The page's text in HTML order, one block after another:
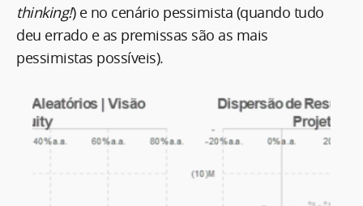
thinking!) e no cenário pessimista (quando tudo
deu errado e as premissas são as mais
pessimistas possíveis).